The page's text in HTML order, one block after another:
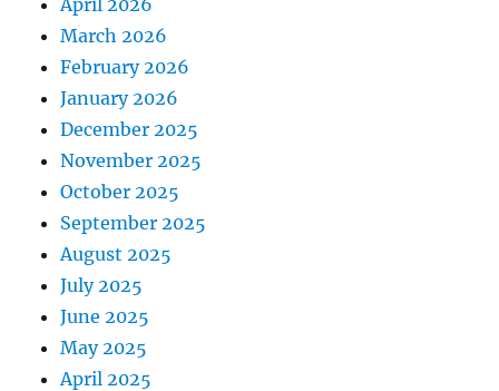
April 2026
March 2026
February 2026
January 2026
December 2025
November 2025
October 2025
September 2025
August 2025
July 2025
June 2025
May 2025
April 2025